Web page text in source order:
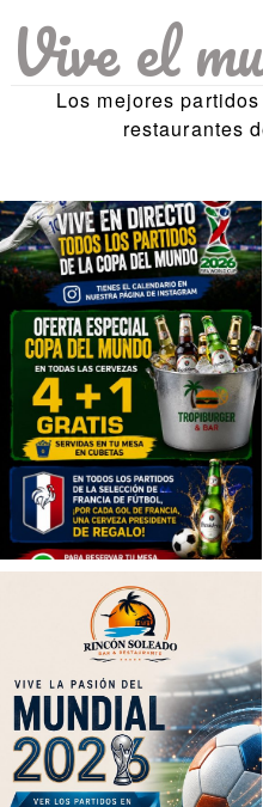
Vive el
Los mejores
restaurantes